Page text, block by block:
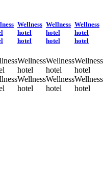
Wellness
hotel
hotel
Wellness
hotel
Wellness
hotel
Wellness
hotel
hotel
Wellness
hotel
Wellness
hotel
Wellness
hotel
hotel
Wellness
hotel
Wellness
hotel